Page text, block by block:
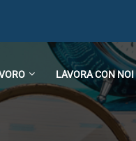
LAVORA CON NOI